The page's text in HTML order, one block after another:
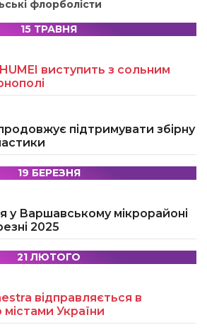
флорболісти
15 ТРАВНЯ
виступить з сольним
підтримувати збірну
19 БЕРЕЗНЯ
у Варшавському мікрорайоні
2025
21 ЛЮТОГО
відправляється в
України